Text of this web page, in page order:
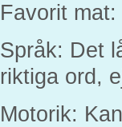
Favorit
Språk: Det
riktiga ord,
Motorik: